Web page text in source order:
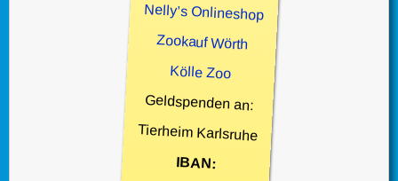
Nelly’s Onlineshop
Zookauf Wörth
Kölle Zoo
Geldspenden an:
Tierheim Karlsruhe
IBAN: